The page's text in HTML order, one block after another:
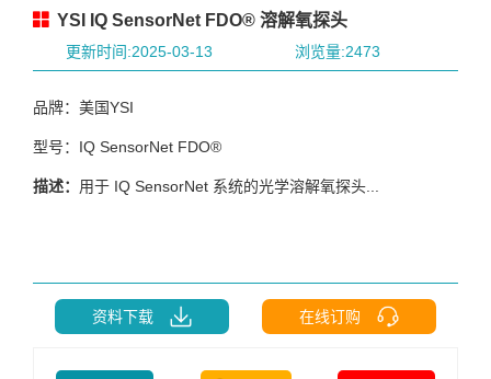
YSI IQ SensorNet FDO® 溶解氧探头
更新时间:2025-03-13 浏览量:2473
品牌：美国YSI
型号：IQ SensorNet FDO®
描述： 用于 IQ SensorNet 系统的光学溶解氧探头...
资料下载 在线订购